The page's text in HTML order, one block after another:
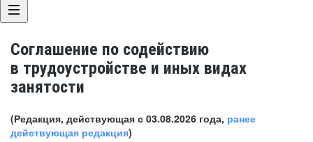
Соглашение по содействию
в трудоустройстве и иных видах
занятости
(Редакция, действующая с 03.08.2026 года, ранее
действующая редакция)